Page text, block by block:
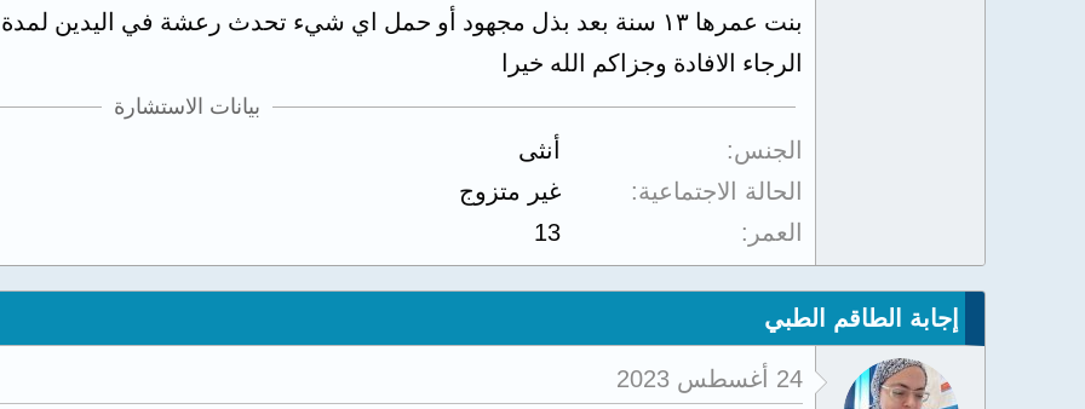
بنت عمرها ١٣ سنة بعد بذل مجهود أو حمل اي شيء تحدث رعشة في اليدين لمدة طويلة مع سخونة اليدين
الرجاء الافادة وجزاكم الله خيرا
بيانات الاستشارة
الجنس
أنثى
الحالة الاجتماعية
غير متزوج
العمر
13
إجابة الطاقم الطبي
24 أغسطس 2023